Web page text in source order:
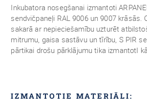
Inkubatora nosegšanai izmantoti
sendvičpaneļi RAL 9006 un 9007 krāsās.
sakarā ar nepieciešamību uzturēt
mitrumu, gaisa sastāvu un tīrību, S PIR
pārtikai drošu pārklājumu tika izmantotI
IZMANTOTIE MATERIĀLI: